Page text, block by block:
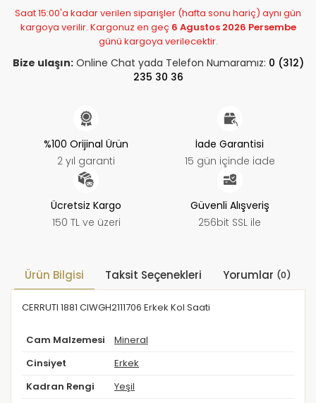
Saat 15:00'a kadar verilen siparişler (hafta sonu hariç) aynı gün
kargoya verilir. Kargonuz en geç 6 Agustos 2026 Persembe
günü kargoya verilecektir.
Bize ulaşın:Online Chat yada Telefon Numaramız: 0 (312)
235 30 36
%100 Orijinal Ürün
2 yıl garanti
İade Garantisi
15 gün içinde iade
Ücretsiz Kargo
150 TL ve üzeri
Güvenli Alışveriş
256bit SSL ile
Ürün Bilgisi Taksit Seçenekleri Yorumlar (0)
CERRUTI 1881 CIWGH2111706 Erkek Kol Saati
Cam Malzemesi Mineral
Cinsiyet Erkek
Kadran Rengi Yeşil